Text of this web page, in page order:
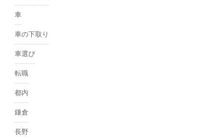
車
車の下取り
車選び
転職
都内
鎌倉
長野